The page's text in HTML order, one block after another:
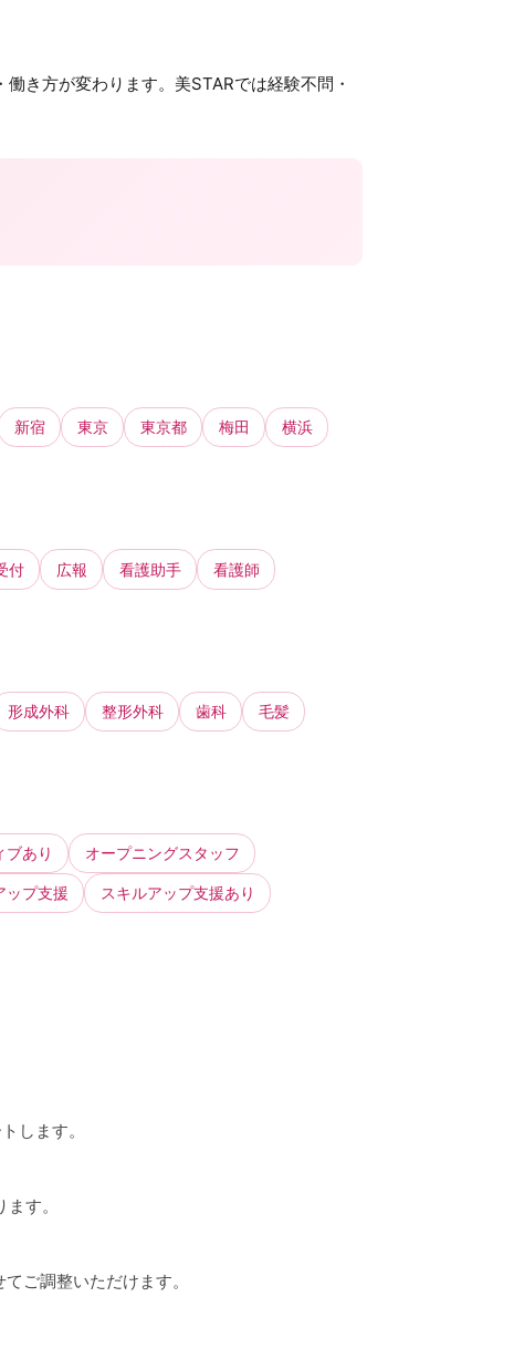
き方が変わります。美STARでは経験不問・
新宿 東京 東京都 梅田 横浜
付 広報 看護助手 看護師
形成外科 整形外科 歯科 毛髪
ブあり オープニングスタッフ
ップ支援 スキルアップ支援あり
します。
す。
ご調整いただけます。